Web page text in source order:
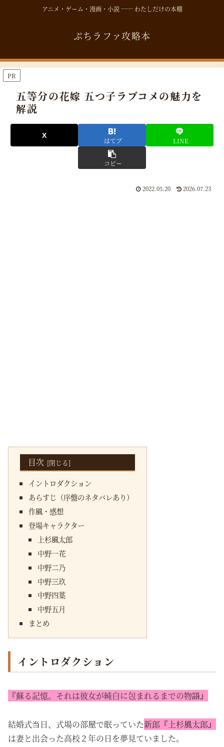
アニメ・ゲーム・漫画・小説 ── わたしだけの本棚
ぷちラファ攻略本
PR
五等分の花嫁 五つ子ラブコメの魅力を
解説
はてブ LINE
コピー
2022.05.20 2026.07.23
目次
イントロダクション
あらすじ（序盤のネタバレあり）
作風・感想
登場キャラクター
上杉風太郎
中野一花
中野二乃
中野三玖
中野四葉
中野五月
まとめ
イントロダクション
『蘇る記憶。それは彼女が純白に包まれるまでの物語』
結婚式当日、式場の部屋で眠っていた新郎『上杉風太郎』
は妻と出会った高校２年の日を夢見ていました。